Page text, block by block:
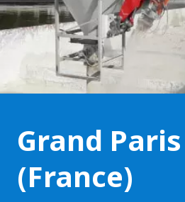
Grand
(France)